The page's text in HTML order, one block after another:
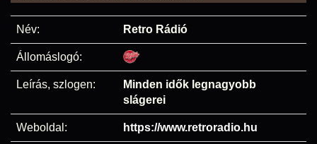
Név: Retro Rádió
Állomáslogó:
Leírás, szlogen:
Minden idők legnagyobb
slágerei
Weboldal: https://www.retroradio.hu